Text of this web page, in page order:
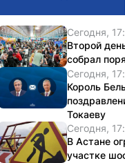
Служу стране
Сегодня,
Второй
собрал
Сегодня,
Король
Токаеву
Сегодня,
В Астане
участке